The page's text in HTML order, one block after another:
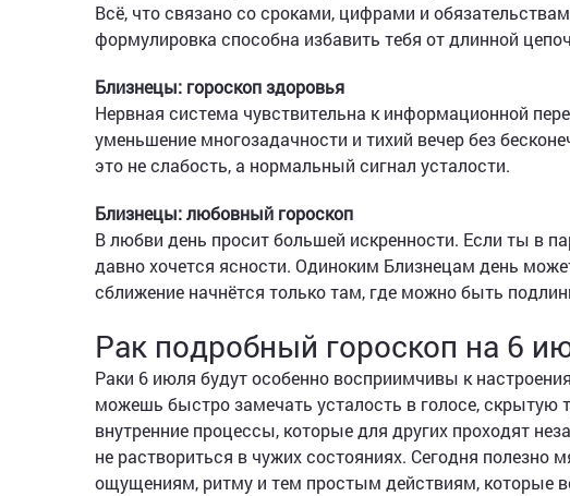
Всё, что связано со сроками, цифрами и
формулировка способна избавить тебя от длинной
Близнецы: гороскоп здоровья
Нервная система чувствительна к информационной
уменьшение многозадачности и тихий вечер без
это не слабость, а нормальный сигнал усталости.
Близнецы: любовный гороскоп
В любви день просит большей искренности. Если ты в
давно хочется ясности. Одиноким Близнецам день
сближение начнётся только там, где можно быть
Рак подробный гороскоп на 6
Раки 6 июля будут особенно восприимчивы к
можешь быстро замечать усталость в голосе, скрытую
внутренние процессы, которые для других проходят
не раствориться в чужих состояниях. Сегодня полезно
ощущениям, ритму и тем простым действиям, которые